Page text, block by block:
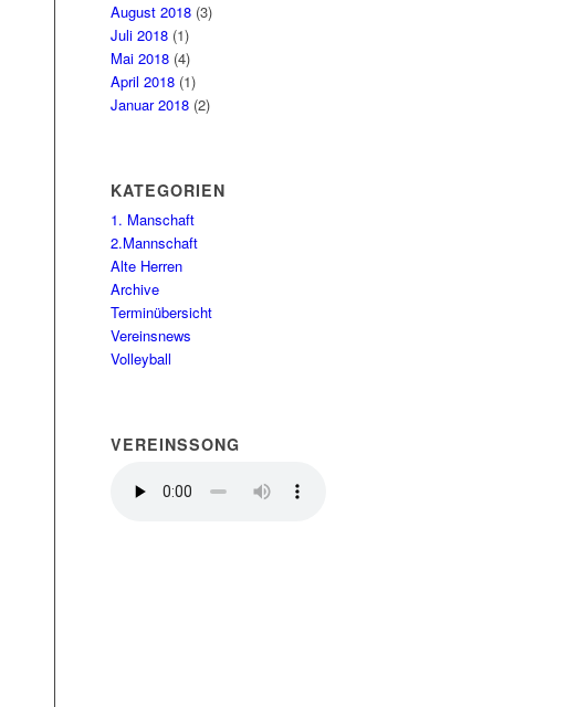
August 2018 (3)
Juli 2018 (1)
Mai 2018 (4)
April 2018 (1)
Januar 2018 (2)
KATEGORIEN
1. Manschaft
2.Mannschaft
Alte Herren
Archive
Terminübersicht
Vereinsnews
Volleyball
VEREINSSONG